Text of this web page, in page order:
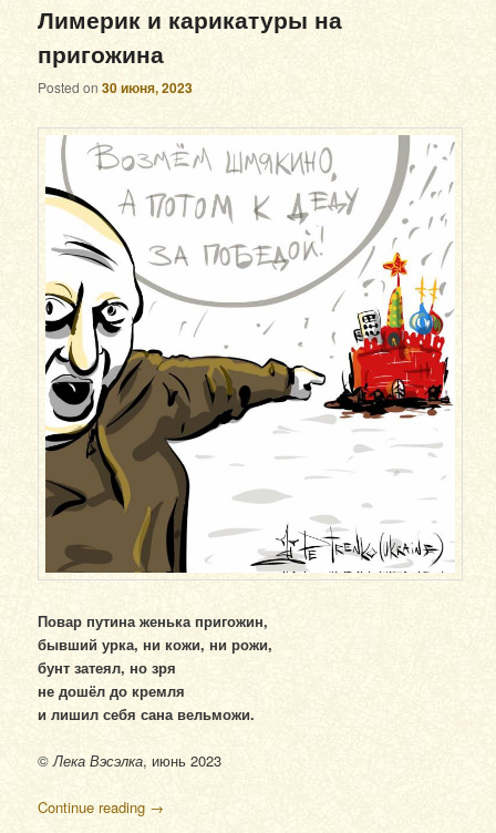
Лимерик и карикатуры на
пригожина
Posted on30 июня, 2023
Повар путина женька пригожин,
бывший урка, ни кожи, ни рожи,
бунт затеял, но зря
не дошёл до кремля
и лишил себя сана вельможи.
©Лека Вэсэлка, июнь 2023
Continue reading →